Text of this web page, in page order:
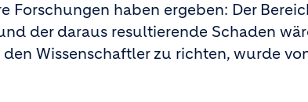
Forschungen haben ergeben: Der
der daraus resultierende Schaden
Wissenschaftler zu richten, wurde